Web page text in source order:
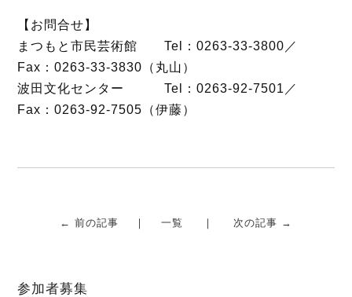
【お問合せ】
まつもと市民芸術館 Tel：0263-33-3800／
Fax：0263-33-3830（丸山）
波田文化センター Tel：0263-92-7501／
Fax：0263-92-7505（伊藤）
← 前の記事 一覧 次の記事 →
参加者募集